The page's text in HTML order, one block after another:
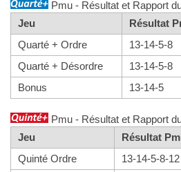
Pmu - Résultat et Rapport
Jeu
Résultat
Quarté + Ordre
13-14-5-8
Quarté + Désordre
13-14-5-8
Bonus
13-14-5
Pmu - Résultat et Rapport
Jeu
Résultat
Quinté Ordre
13-14-5-8-12